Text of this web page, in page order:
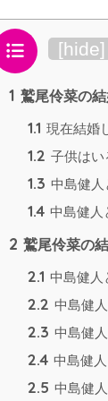
次 [hide]
1 鷲尾伶菜の
1.1 現在結婚
1.2 子供はい
1.3 中島健人
1.4 中島健人
2 鷲尾伶菜の
2.1 中島健人
2.2 中島健
2.3 中島健
2.4 中島健
2.5 中島健